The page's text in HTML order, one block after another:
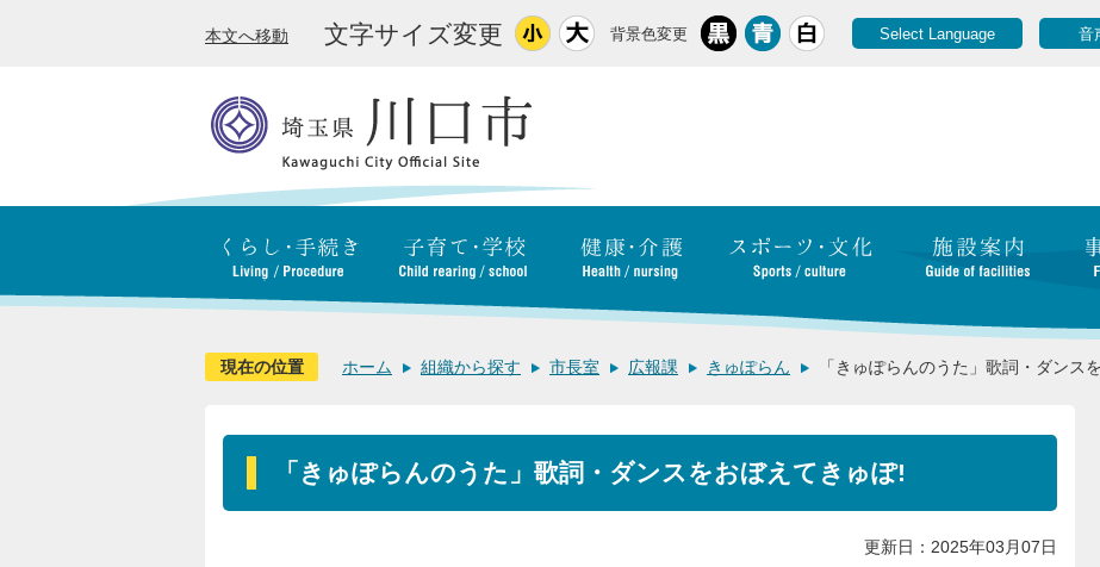
本文へ移動 文字サイズ変更 背景色変更 Select Language 音
現在の位置 ホーム 組織から探す 市長室 広報課 きゅぽらん 「きゅぽらんのうた」歌詞・ダンス
「きゅぽらんのうた」歌詞・ダンスをおぼえてきゅぽ!
更新日：2025年03月07日